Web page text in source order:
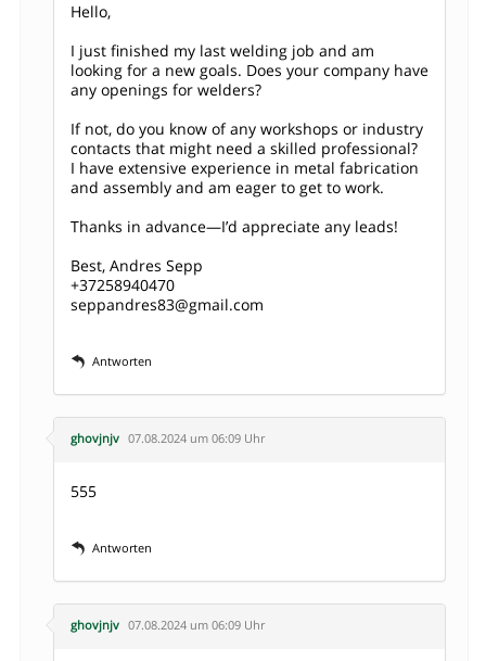
Hello,
I just finished my last welding job and am
looking for a new goals. Does your company have
any openings for welders?
If not, do you know of any workshops or industry
contacts that might need a skilled professional?
I have extensive experience in metal fabrication
and assembly and am eager to get to work.
Thanks in advance—I’d appreciate any leads!
Best, Andres Sepp
+37258940470
seppandres83@gmail.com
Antworten
ghovjnjv 07.08.2024 um 06:09 Uhr
555
Antworten
ghovjnjv 07.08.2024 um 06:09 Uhr